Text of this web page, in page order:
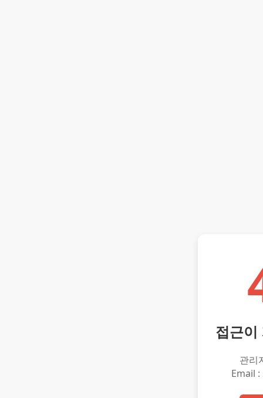
접근이
관리
Email